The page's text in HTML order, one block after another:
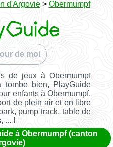
d'Argovie> Obermumpf
de moi
de jeux à Obermumpf
tombe bien, PlayGuide
enfants à Obermumpf,
de plein air et en libre
pump track, table de
... !
à Obermumpf (canton